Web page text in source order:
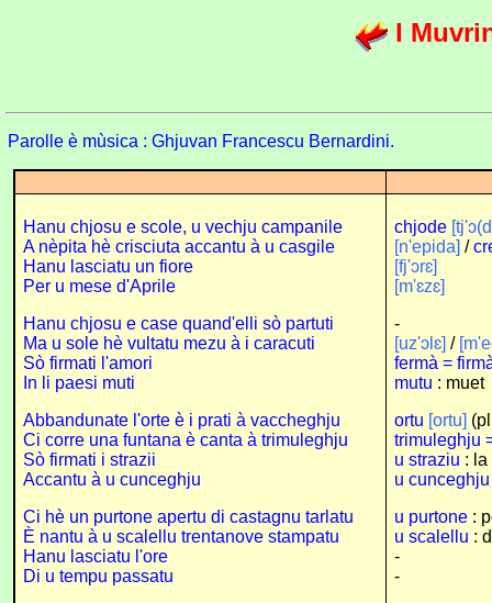
I
Parolle è mùsica : Ghjuvan Francescu Bernardini.
Hanu chjosu e scole, u vechju campanile
A nèpita hè crisciuta accantu à u casgile
Hanu lasciatu un fiore
Per u mese d'Aprile
Hanu chjosu e case quand'elli sò partuti
Ma u sole hè vultatu mezu à i caracuti
Sò firmati l'amori
In li paesi muti
Abbandunate l'orte è i prati à vaccheghju
Ci corre una funtana è canta à trimuleghju
Sò firmati i strazii
Accantu à u cunceghju
Ci hè un purtone apertu di castagnu tarlatu
È nantu à u scalellu trentanove stampatu
Hanu lasciatu l'ore
Di u tempu passatu
chjode
[n'epida] /
[fj'ɔrɛ]
[m'ɛzɛ]
-
[uz'ɔlɛ] /
fermà =
mutu : muet
ortu [ortu]
trimuleghju
u straziu : la
u cunceghju
u purtone:
u scalellu :
-
-